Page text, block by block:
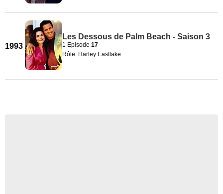
1993
Les Dessous de Palm Beach - Saison 3
1 Episode 17
Rôle: Harley Eastlake